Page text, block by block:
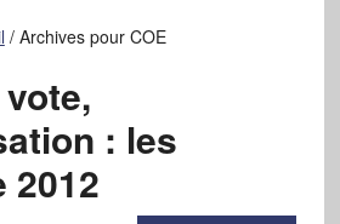
/Archives pour COE
: les
2012